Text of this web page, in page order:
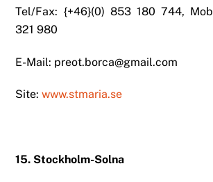
Tel/Fax: {+46}(0) 853 180 744,
321 980
E-Mail: preot.borca@gmail.com
Site:www.stmaria.se
15. Stockholm-Solna